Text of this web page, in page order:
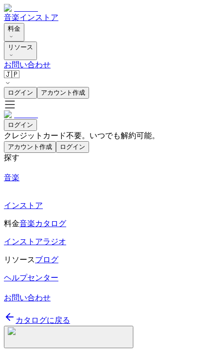
音楽インストア
料金
リソース
お問い合わせ
🇯🇵
ログイン アカウント作成
ログイン
クレジットカード不要。いつでも解約可能。
アカウント作成 ログイン
探す
音楽
インストア
料金音楽カタログ
インストアラジオ
リソースブログ
ヘルプセンター
お問い合わせ
カタログに戻る